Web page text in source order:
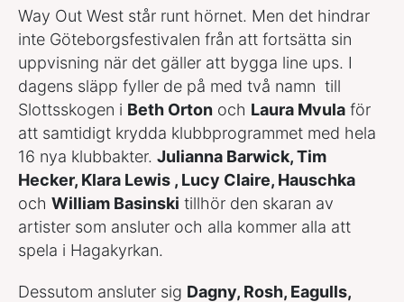
Way Out West står runt hörnet. Men det hindrar
inte Göteborgsfestivalen från att fortsätta sin
uppvisning när det gäller att bygga line ups. I
dagens släpp fyller de på med två namn till
Slottsskogen i Beth Orton och Laura Mvula för
att samtidigt krydda klubbprogrammet med hela
16 nya klubbakter. Julianna Barwick, Tim
Hecker, Klara Lewis , Lucy Claire, Hauschka
och William Basinski tillhör den skaran av
artister som ansluter och alla kommer alla att
spela i Hagakyrkan.
Dessutom ansluter sig Dagny, Rosh, Eagulls,